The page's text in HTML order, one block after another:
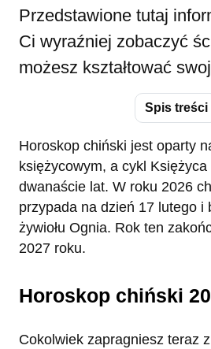
Przedstawione tutaj
Ci wyraźniej zobaczyć
możesz kształtować
Spis treści
Horoskop chiński jest oparty
księżycowym, a cykl
dwanaście lat. W roku 2026
przypada na dzień 17 lutego i
żywiołu Ognia. Rok ten
2027 roku.
Horoskop chiński
Cokolwiek zapragniesz teraz